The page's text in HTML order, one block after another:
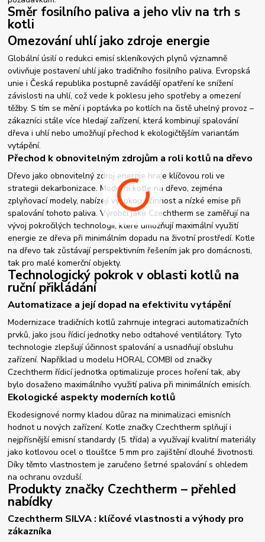
Směr fosilního paliva a jeho vliv na trh s
kotli
Omezování uhlí jako zdroje energie
Globální úsilí o redukci emisí skleníkových plynů významně
ovlivňuje postavení uhlí jako tradičního fosilního paliva. Evropská
unie i Česká republika postupně zavádějí opatření ke snížení
závislosti na uhlí, což vede k poklesu jeho spotřeby a omezení
těžby. S tím se mění i poptávka po kotlích na čistě uhelný provoz –
zákazníci stále více hledají zařízení, která kombinují spalování
dřeva i uhlí nebo umožňují přechod k ekologičtějším variantám
vytápění.
Přechod k obnovitelným zdrojům a roli kotlů na dřevo
Dřevo jako obnovitelný zdroj energie hraje klíčovou roli ve
strategii dekarbonizace. Moderní kotle na dřevo, zejména
zplyňovací modely, nabízejí vysokou účinnost a nízké emise při
spalování tohoto paliva. Výrobci jako Czechtherm se zaměřují na
vývoj pokročilých technologií, které umožňují maximální využití
energie ze dřeva při minimálním dopadu na životní prostředí. Kotle
na dřevo tak zůstávají perspektivním řešením jak pro domácnosti,
tak pro malé komerční objekty.
Technologický pokrok v oblasti kotlů na
ruční přikládání
Automatizace a její dopad na efektivitu vytápění
Modernizace tradičních kotlů zahrnuje integraci automatizačních
prvků, jako jsou řídicí jednotky nebo odtahové ventilátory. Tyto
technologie zlepšují účinnost spalování a usnadňují obsluhu
zařízení. Například u modelu HORAL COMBI od značky
Czechtherm řídicí jednotka optimalizuje proces hoření tak, aby
bylo dosaženo maximálního využití paliva při minimálních emisích.
Ekologické aspekty moderních kotlů
Ekodesignové normy kladou důraz na minimalizaci emisních
hodnot u nových zařízení. Kotle značky Czechtherm splňují i
nejpřísnější emisní standardy (5. třída) a využívají kvalitní materiály
jako kotlovou ocel o tloušťce 5 mm pro zajištění dlouhé životnosti.
Díky těmto vlastnostem je zaručeno šetrné spalování s ohledem
na ochranu ovzduší.
Produkty značky Czechtherm – přehled
nabídky
Czechtherm SILVA : klíčové vlastnosti a výhody pro
zákazníka